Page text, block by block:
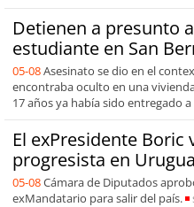
Detienen a presunto
estudiante en San
05-08Asesinato se dio en el
encontraba oculto en una
17 años ya había sido entregado
El exPresidente
progresista en
05-08Cámara de Diputados
exMandatario para salir del país.